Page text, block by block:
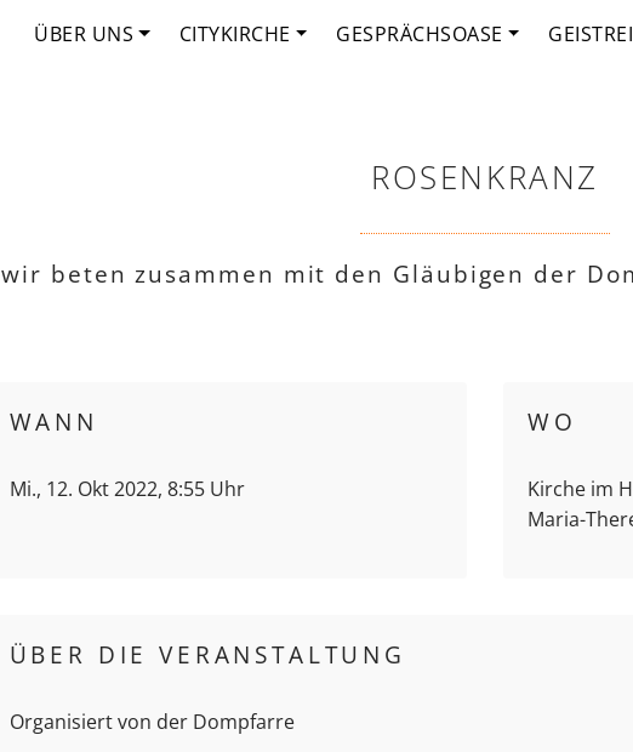
ÜBER UNS CITYKIRCHE GESPRÄCHSOASE
ROSENKRANZ
wir beten zusammen mit den Gläubigen der
WANN
Mi., 12. Okt 2022, 8:55 Uhr
WO
Kirche im
Maria-
ÜBER DIE VERANSTALTUNG
Organisiert von der Dompfarre